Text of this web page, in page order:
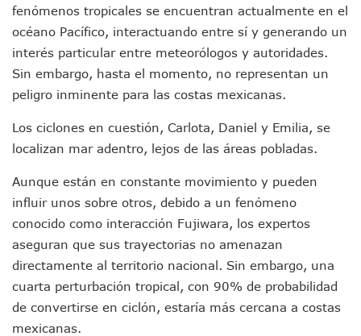
En Abril 2027 Terminarán El Centro Regional De Autismo
Puerto Vallarta Fortalece Su Promoción En California Con
Accidente En Un RZR, Principal Hipótesis Por La Muerte
Este Viernes, Lemus Inaugurará El Sistema De
Nidos De Lluvia Busca Beneficiar A 100 Familias De
Morena Cierra Filas Por La Defensa Del Agua De Calidad
Regresa A Puerto Vallarta La Premiación Nacional De La
Ra Aguilar Acompaña A Cientos De Familias En Las
“Kato” Supera El Abandono Y Comienza Una Nueva Vida
México Necesitaba 600 Mil Empleos; Solo Generó 262 Mil
Poderoso Terremoto Destruye Edificios Y Puentes En
Munguía Es El Sexto Mejor Alcalde De Jalisco, Según
ATM Incorpora 20 Nuevos Camiones Al Corredor Bahía
Colectivos Piden A Lemus Más Ministerios Públicos Para
Avenida Federación En Puerto Vallarta Registra 80% De
Caída De “El Mencho” Elevó Percepción De Inseguridad
fenómenos tropicales se encuentran actualmente en el
océano Pacífico, interactuando entre sí y generando un
interés particular entre meteorólogos y autoridades.
Sin embargo, hasta el momento, no representan un
peligro inminente para las costas mexicanas.
Los ciclones en cuestión, Carlota, Daniel y Emilia, se
localizan mar adentro, lejos de las áreas pobladas.
Aunque están en constante movimiento y pueden
influir unos sobre otros, debido a un fenómeno
conocido como interacción Fujiwara, los expertos
aseguran que sus trayectorias no amenazan
directamente al territorio nacional. Sin embargo, una
cuarta perturbación tropical, con 90% de probabilidad
de convertirse en ciclón, estaría más cercana a costas
mexicanas.